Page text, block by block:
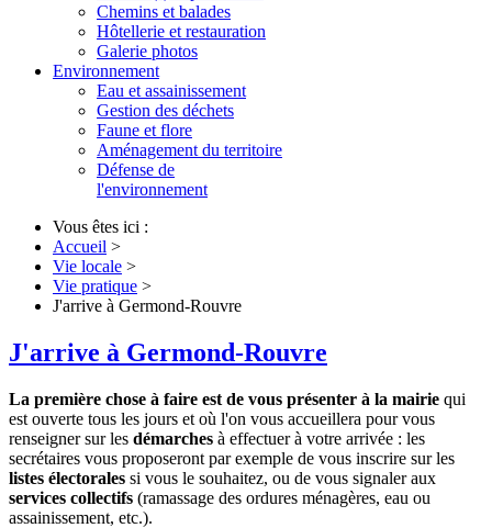
Chemins et balades
Hôtellerie et restauration
Galerie photos
Environnement
Eau et assainissement
Gestion des déchets
Faune et flore
Aménagement du territoire
Défense de
l'environnement
Vous êtes ici :
Accueil >
Vie locale >
Vie pratique >
J'arrive à Germond-Rouvre
J'arrive à Germond-Rouvre
La première chose à faire est de vous présenter à la mairie qui
est ouverte tous les jours et où l'on vous accueillera pour vous
renseigner sur les démarches à effectuer à votre arrivée : les
secrétaires vous proposeront par exemple de vous inscrire sur les
listes électorales si vous le souhaitez, ou de vous signaler aux
services collectifs (ramassage des ordures ménagères, eau ou
assainissement, etc.).